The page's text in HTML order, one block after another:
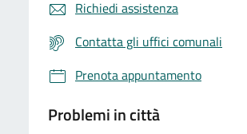
Richiedi assistenza
Contatta gli uffici comunali
Prenota appuntamento
Problemi in città